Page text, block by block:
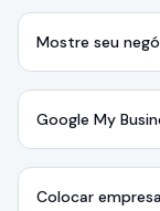
Mostre seu
Google My
Colocar